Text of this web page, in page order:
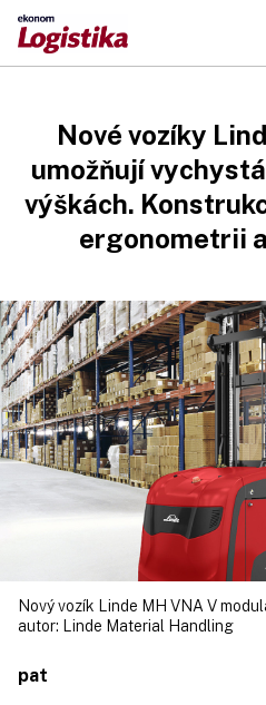
Nové vozíky
umožňují
výškách.
ergonometrii
Nový vozík Linde MH VNA V
autor:
Linde Material Handling
pat